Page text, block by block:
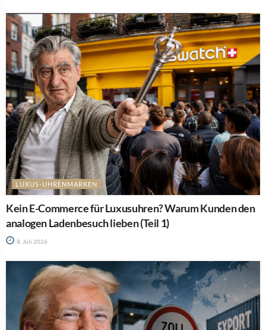
LUXUS-UHRENMARKEN
Kein E-Commerce für Luxusuhren? Warum Kunden den
analogen Ladenbesuch lieben (Teil 1)
8. Juli 2026